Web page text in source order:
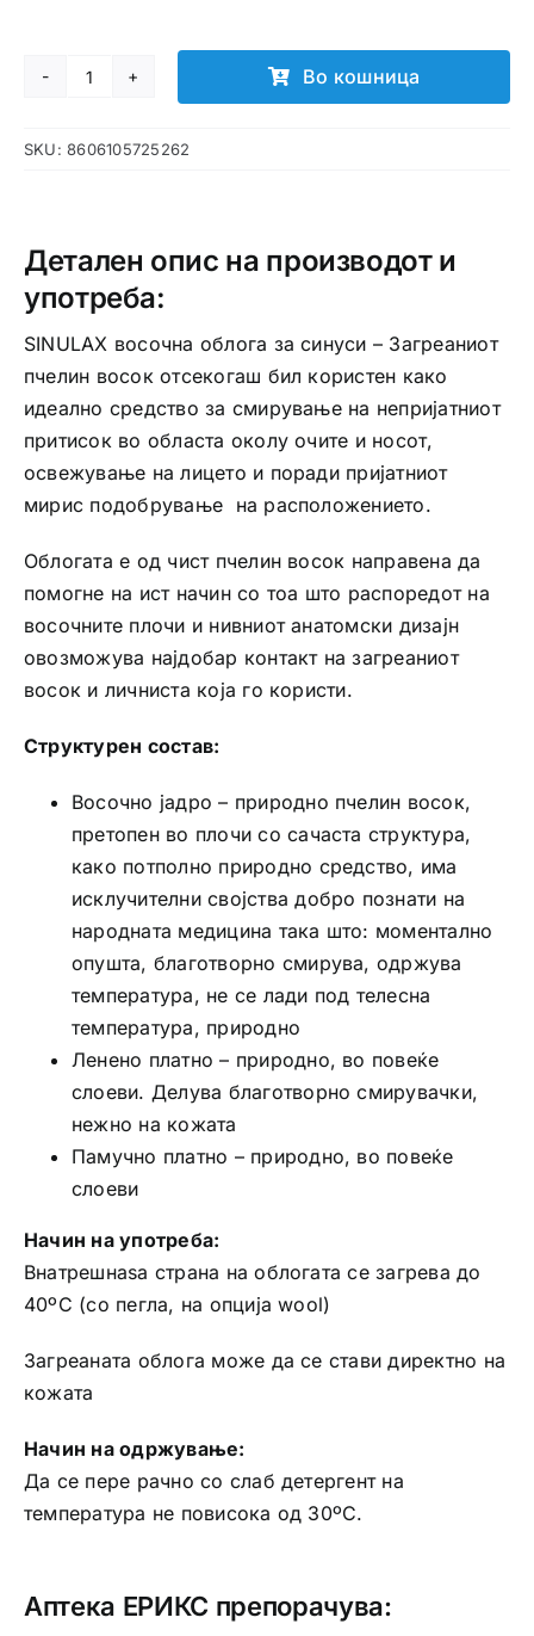
SINULAX
облога
количина
Во кошница
SKU:8606105725262
Детален опис на производот и
употреба:
SINULAX восочна облога за синуси – Загреаниот
пчелин восок отсекогаш бил користен како
идеално средство за смирување на непријатниот
притисок во областа околу очите и носот,
освежување на лицето и поради пријатниот
мирис подобрување на расположението.
Облогата е од чист пчелин восок направена да
помогне на ист начин со тоа што распоредот на
восочните плочи и нивниот анатомски дизајн
овозможува најдобар контакт на загреаниот
восок и личниста која го користи.
Структурен состав:
Восочно јадро – природно пчелин восок,
претопен во плочи со сачаста структура,
како потполно природно средство, има
исклучителни својства добро познати на
народната медицина така што: моментално
опушта, благотворно смирува, одржува
температура, не се лади под телесна
температура, природно
Ленено платно – природно, во повеќе
слоеви. Делува благотворно смирувачки,
нежно на кожата
Памучно платно – природно, во повеќе
слоеви
Начин на употреба:
Внатрешнаѕа страна на облогата се загрева до
40ºC (со пегла, на опција wool)
Загреаната облога може да се стави директно на
кожата
Начин на одржување:
Да се пере рачно со слаб детергент на
температура не повисока од 30ºC.
Аптека ЕРИКС препорачува: